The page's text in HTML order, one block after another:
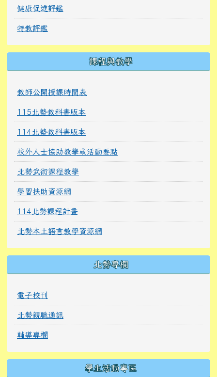
健康促進評鑑
特教評鑑
課程與教學
教師公開授課時間表
115北勢教科書版本
114北勢教科書版本
校外人士協助教學或活動要點
北勢武術課程教學
學習扶助資源網
114北勢課程計畫
北勢本土語言教學資源網
北勢專欄
電子校刊
北勢親職通訊
輔導專欄
學生活動專區